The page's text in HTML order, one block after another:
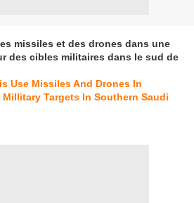
missiles et des drones dans une
des cibles militaires dans le sud de
Use Missiles And Drones In
Targets In Southern Saudi